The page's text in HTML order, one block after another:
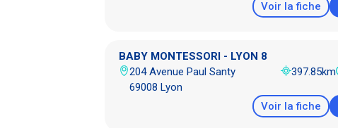
Voir la fiche
BABY MONTESSORI - LYON 8
204 Avenue Paul Santy
69008 Lyon
397.85km
Voir la fiche